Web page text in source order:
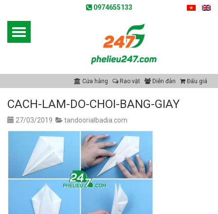
0974655133
Cửa hàng Rao vặt Diễn đàn Đấu giá
CACH-LAM-DO-CHOI-BANG-GIAY
27/03/2019 tandoorialbadia.com